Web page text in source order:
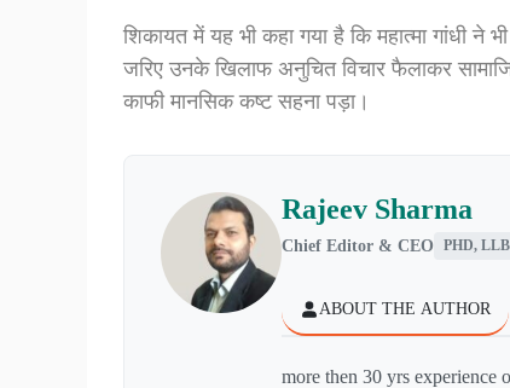
शिकायत में यह भी कहा गया है कि महात्मा गांधी ने
जरिए उनके खिलाफ अनुचित विचार फैलाकर
काफी मानसिक कष्ट सहना पड़ा।
Rajeev Sharma
Chief Editor & CEO PHD, LLB
ABOUT THE AUTHOR
more then 30 yrs experience